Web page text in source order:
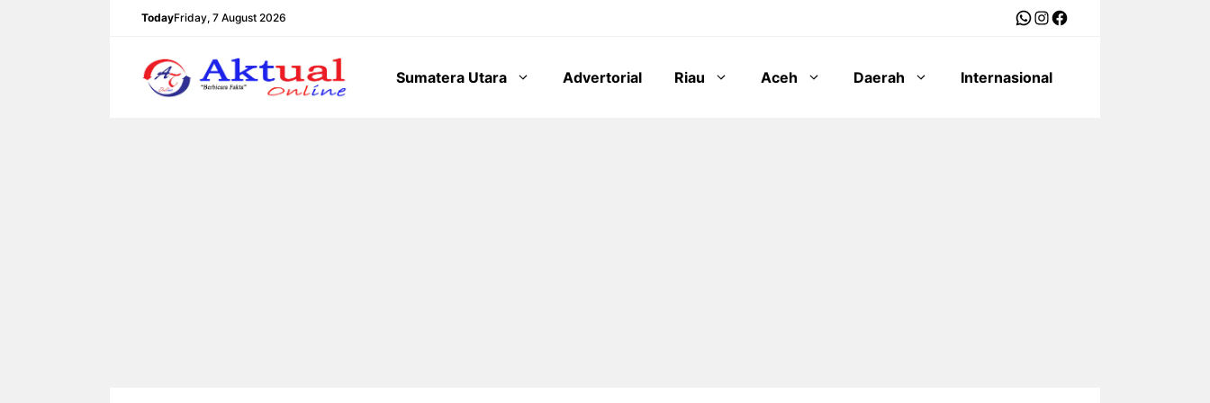
TodayFriday, 7 August 2026 WhatsApp
Instagram
Facebook
Sumatera Utara Advertorial Riau Aceh Daerah Internasional